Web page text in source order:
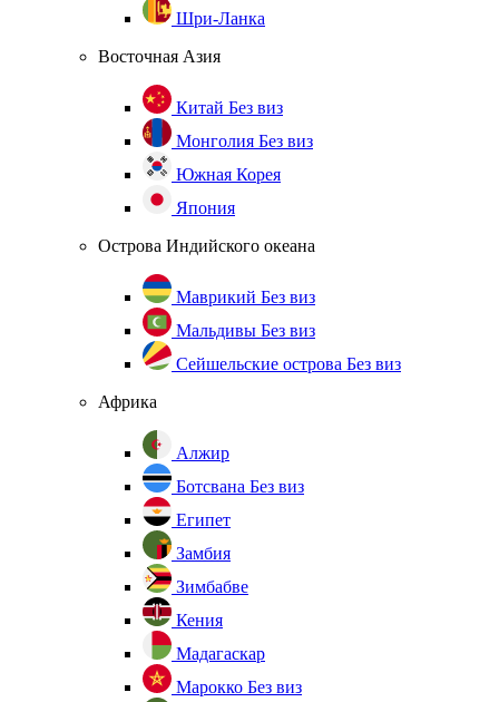
Шри-Ланка
Восточная Азия
Китай Без виз
Монголия Без виз
Южная Корея
Япония
Острова Индийского океана
Маврикий Без виз
Мальдивы Без виз
Сейшельские острова Без виз
Африка
Алжир
Ботсвана Без виз
Египет
Замбия
Зимбабве
Кения
Мадагаскар
Марокко Без виз